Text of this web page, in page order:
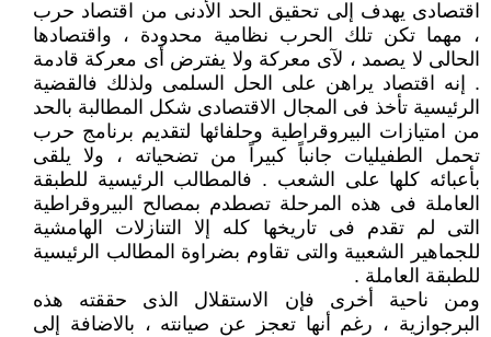
اقتصادى يهدف إلى تحقيق الحد الأدنى من اقتصاد حرب
، مهما تكن تلك الحرب نظامية محدودة ، واقتصادها
الحالى لا يصمد ، لآى معركة ولا يفترض أى معركة قادمة
. إنه اقتصاد يراهن على الحل السلمى ولذلك فالقضية
الرئيسية تأخذ فى المجال الاقتصادى شكل المطالبة بالحد
من امتيازات البيروقراطية وحلفائها لتقديم برنامج حرب
تحمل الطفيليات جانباً كبيراً من تضحياته ، ولا يلقى
بأعبائه كلها على الشعب . فالمطالب الرئيسية للطبقة
العاملة فى هذه المرحلة تصطدم بمصالح البيروقراطية
التى لم تقدم فى تاريخها كله إلا التنازلات الهامشية
للجماهير الشعبية والتى تقاوم بضراوة المطالب الرئيسية
للطبقة العاملة .
ومن ناحية أخرى فإن الاستقلال الذى حققته هذه
البرجوازية ، رغم أنها تعجز عن صيانته ، بالاضافة إلى